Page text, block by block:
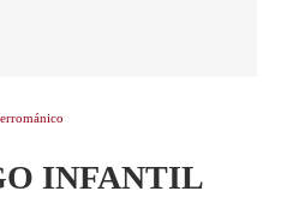
INFANTIL